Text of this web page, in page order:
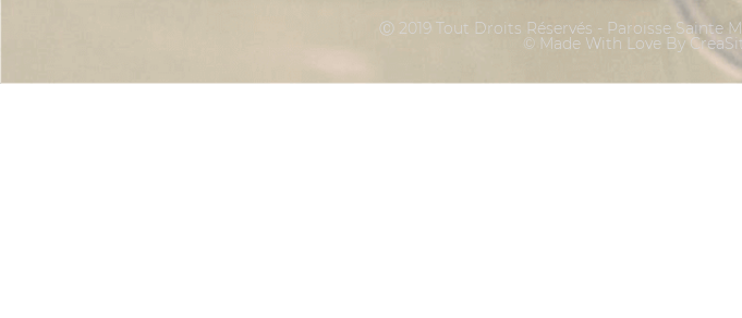
Ⓒ 2019 Tout Droits Réservés - Paroisse Sainte
© Made With Love By